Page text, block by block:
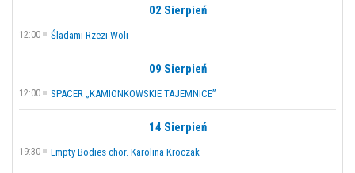
02 Sierpień
12:00 Śladami Rzezi Woli
09 Sierpień
12:00 SPACER „KAMIONKOWSKIE TAJEMNICE”
14 Sierpień
19:30 Empty Bodies chor. Karolina Kroczak